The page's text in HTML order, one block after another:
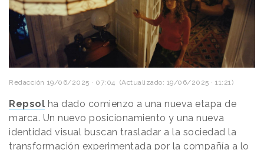
Redacción 19/06/2025 · 07:04 (Actualizado: 19/06/2025 · 11:21)
Repsol ha dado comienzo a una nueva etapa de
marca. Un nuevo posicionamiento y una nueva
identidad visual buscan trasladar a la sociedad la
transformación experimentada por la compañía a lo